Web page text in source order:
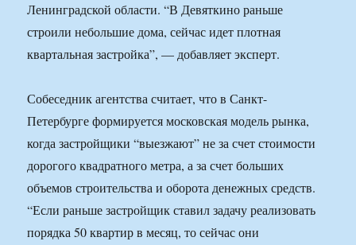
Ленинградской области. “В Девяткино раньше
строили небольшие дома, сейчас идет плотная
квартальная застройка”, — добавляет эксперт.
Собеседник агентства считает, что в Санкт-
Петербурге формируется московская модель рынка,
когда застройщики “выезжают” не за счет стоимости
дорогого квадратного метра, а за счет больших
объемов строительства и оборота денежных средств.
“Если раньше застройщик ставил задачу реализовать
порядка 50 квартир в месяц, то сейчас они